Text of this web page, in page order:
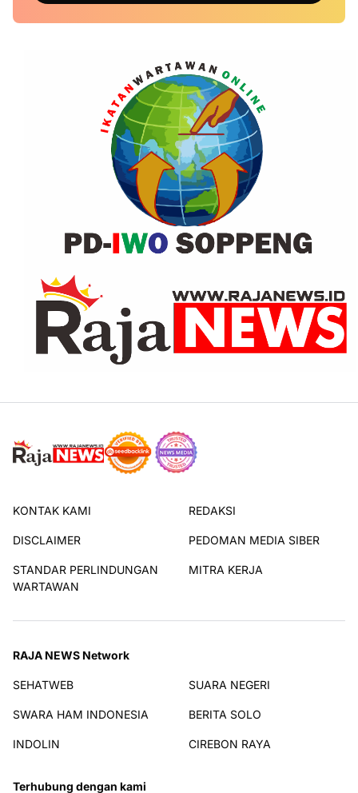
KONTAK KAMI REDAKSI
DISCLAIMER PEDOMAN MEDIA SIBER
STANDAR PERLINDUNGAN
WARTAWAN
MITRA KERJA
RAJA NEWS Network
SEHATWEB SUARA NEGERI
SWARA HAM INDONESIA BERITA SOLO
INDOLIN CIREBON RAYA
Terhubung dengan kami